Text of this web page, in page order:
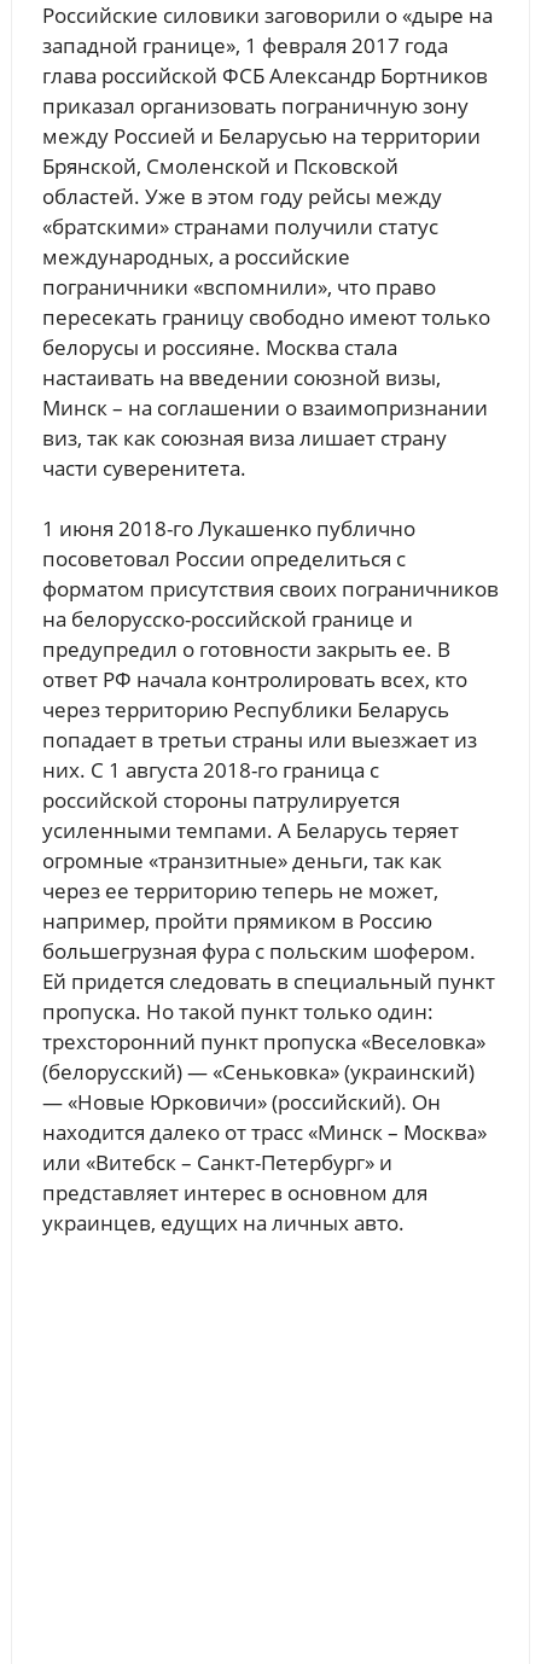
Российские силовики заговорили о «дыре на
западной границе», 1 февраля 2017 года
глава российской ФСБ Александр Бортников
приказал организовать пограничную зону
между Россией и Беларусью на территории
Брянской, Смоленской и Псковской
областей. Уже в этом году рейсы между
«братскими» странами получили статус
международных, а российские
пограничники «вспомнили», что право
пересекать границу свободно имеют только
белорусы и россияне. Москва стала
настаивать на введении союзной визы,
Минск – на соглашении о взаимопризнании
виз, так как союзная виза лишает страну
части суверенитета.
1 июня 2018-го Лукашенко публично
посоветовал России определиться с
форматом присутствия своих пограничников
на белорусско-российской границе и
предупредил о готовности закрыть ее. В
ответ РФ начала контролировать всех, кто
через территорию Республики Беларусь
попадает в третьи страны или выезжает из
них. С 1 августа 2018-го граница с
российской стороны патрулируется
усиленными темпами. А Беларусь теряет
огромные «транзитные» деньги, так как
через ее территорию теперь не может,
например, пройти прямиком в Россию
большегрузная фура с польским шофером.
Ей придется следовать в специальный пункт
пропуска. Но такой пункт только один:
трехсторонний пункт пропуска «Веселовка»
(белорусский) — «Сеньковка» (украинский)
— «Новые Юрковичи» (российский). Он
находится далеко от трасс «Минск – Москва»
или «Витебск – Санкт-Петербург» и
представляет интерес в основном для
украинцев, едущих на личных авто.